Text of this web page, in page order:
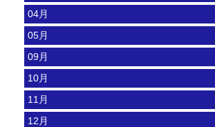
04月
05月
09月
10月
11月
12月